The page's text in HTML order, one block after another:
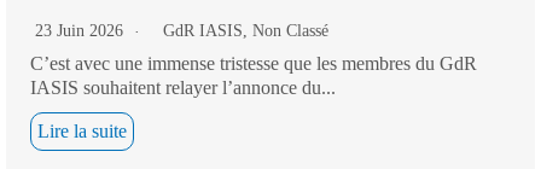
23 Juin 2026 GdR IASIS, Non Classé
C’est avec une immense tristesse que les membres du GdR
IASIS souhaitent relayer l’annonce du...
Lire la suite